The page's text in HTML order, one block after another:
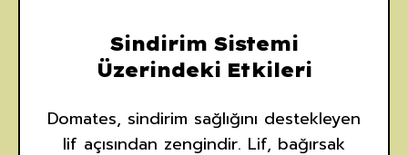
Sindirim Sistemi
Üzerindeki Etkileri
Domates, sindirim sağlığını destekleyen
lif açısından zengindir. Lif, bağırsak